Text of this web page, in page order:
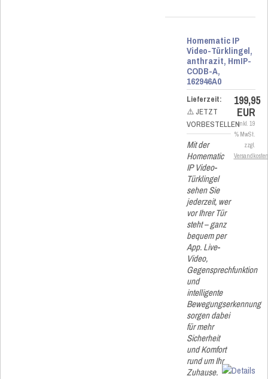
Homematic IP
Video-Türklingel,
anthrazit, HmIP-
CODB-A,
162946A0
Lieferzeit:
⚠️ JETZT
VORBESTELLEN
Mit der
Homematic
IP Video-
Türklingel
sehen Sie
jederzeit, wer
vor Ihrer Tür
steht – ganz
bequem per
App. Live-
Video,
Gegensprechfunktion
und
intelligente
Bewegungserkennung
sorgen dabei
für mehr
Sicherheit
und Komfort
rund um Ihr
Zuhause.
199,95
EUR
inkl. 19
% MwSt.
zzgl.
Versandkosten